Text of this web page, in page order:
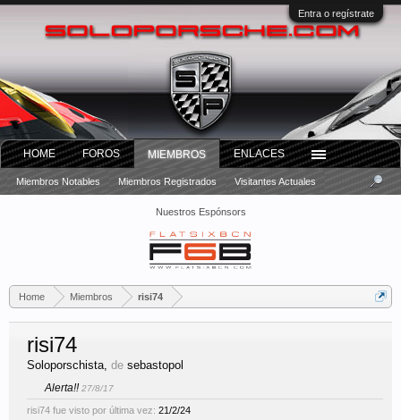
Entra o regístrate
Nuestros Espónsors
Home Miembros risi74
risi74
Soloporschista, de sebastopol
Alerta!!27/8/17
risi74 fue visto por última vez: 21/2/24
HOME FOROS MIEMBROS
Miembros Notables Miembros Registrados Visitantes Actuales
ENLACES